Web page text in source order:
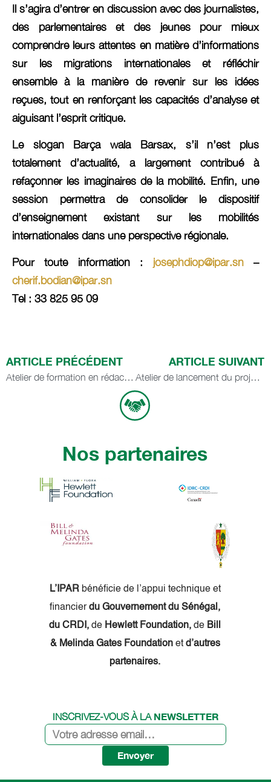
Il s’agira d’entrer en discussion avec des journalistes,
des parlementaires et des jeunes pour mieux
comprendre leurs attentes en matière d’informations
sur les migrations internationales et réfléchir
ensemble à la manière de revenir sur les idées
reçues, tout en renforçant les capacités d’analyse et
aiguisant l’esprit critique.
Le slogan Barça wala Barsax, s’il n’est plus
totalement d’actualité, a largement contribué à
refaçonner les imaginaires de la mobilité. Enfin, une
session permettra de consolider le dispositif
d’enseignement existant sur les mobilités
internationales dans une perspective régionale.
Pour toute information : josephdiop@ipar.sn–
cherif.bodian@ipar.sn
Tel : 33 825 95 09
ARTICLE PRÉCÉDENT
Atelier de formation en rédaction de policy brief
ARTICLE SUIVANT
Atelier de lancement du projet « transition énergétique et autonomisation économique des femmes dans la chaine de valeur horticole en Guinée et au Sénégal »
Nos partenaires
L’IPARbénéficie de l’appui technique et
financierdu Gouvernement du Sénégal,
du CRDI, de Hewlett Foundation, de Bill
& Melinda Gates Foundation et d’autres
partenaires.
INSCRIVEZ-VOUS À LA NEWSLETTER
Envoyer